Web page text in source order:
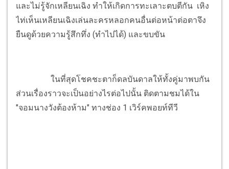
และไม่รู้จักเหลียนเฉิง ทำให้เกิดการทะเลาะตบตีกัน เหิง
ไท่เห็นเหลียนเฉิงเล่นละครหลอกคนอื่นต่อหน้าต่อตาจึง
ยืนดูด้วยความรู้สึกทึ่ง (ทำไปได้) และขบขัน
ในที่สุดโชคชะตาก็ดลบันดาลให้ทั้งคู่มาพบกัน
ส่วนเรื่องราวจะเป็นอย่างไรต่อไปนั้น ติดตามชมได้ใน
"จอมนางวังต้องห้าม" ทางช่อง 1 เวิร์คพอยท์ทีวี